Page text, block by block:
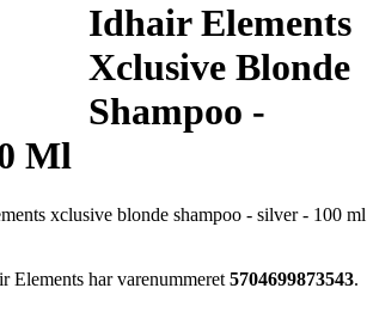
Idhair Elements
Xclusive Blonde
Shampoo -
Ml
xclusive blonde shampoo - silver - 100 ml
Elements har varenummeret 5704699873543.